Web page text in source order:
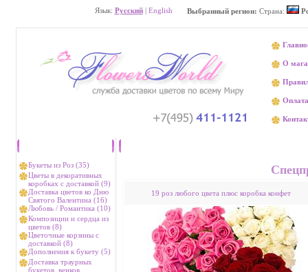
Выбранный регион: Страна:
Язык: Русский| English
О
Оплата
Букеты из Роз (35)
Цветы в декоративных
коробках с доставкой (9)
Доставка цветов ко Дню
Святого Валентина (16)
Любовь / Романтика (10)
Композиции и сердца из
цветов (8)
Цветочные корзины с
доставкой (8)
Дополнения к букету (5)
Доставка траурных
букетов, венков,
19 роз любого цвета плюс коробка конфет